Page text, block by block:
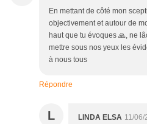
En mettant de côté mon
objectivement et autour de
haut que tu évoques 🙏, ne
mettre sous nos yeux les
à nous tous
Répondre
L LINDA ELSA 11/06/